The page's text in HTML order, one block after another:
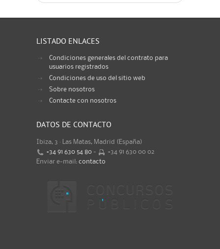
LISTADO ENLACES
Condiciones generales del contrato para
usuarios registrados
Condiciones de uso del sitio web
Sobre nosotros
Contacte con nosotros
DATOS DE CONTACTO
Ibiza, 3 · Las Matas, Madrid (España)
+34 91 630 54 80 -
+34 91 630 00 02
Enviar e-mail: contacto